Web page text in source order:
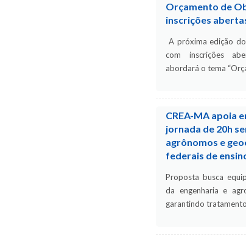
Orçamento de
inscrições
A próxima edição
com inscrições
abordará o tema
CREA-MA apoia
jornada de 20h
agrônomos e
federais de
Proposta busca
da engenharia e
garantindo